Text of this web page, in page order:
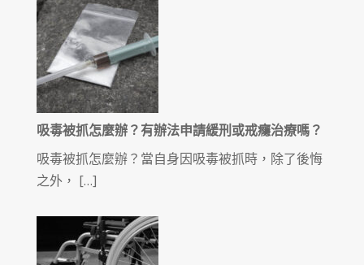
吸毒被抓怎麼辦？有辦法申請緩刑或戒癮治療嗎？
吸毒被抓怎麼辦？當自身因吸毒被抓時，除了後悔
之外， […]